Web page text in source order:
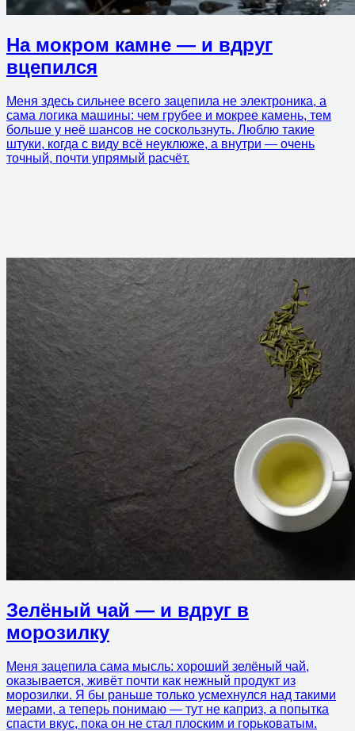
На мокром камне — и вдруг
вцепился
Меня здесь сильнее всего зацепила не электроника, а
сама логика машины: чем грубее и мокрее камень, тем
больше у неё шансов не соскользнуть. Люблю такие
штуки, когда с виду всё неуклюже, а внутри — очень
точный, почти упрямый расчёт.
Зелёный чай — и вдруг в
морозилку
Меня зацепила сама мысль: хороший зелёный чай,
оказывается, живёт почти как нежный продукт из
морозилки. Я бы раньше только усмехнулся над такими
мерами, а теперь понимаю — тут не каприз, а попытка
спасти вкус, пока он не стал плоским и горьковатым.